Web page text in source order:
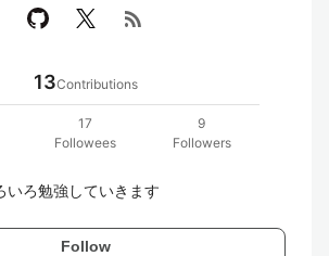
rss_feed
13Contributions
17
Followees
9
Followers
いろ勉強していきます
Follow